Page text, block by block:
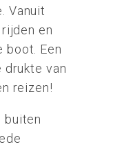
Vanuit
en
boot. Een
drukte van
reizen!
buiten